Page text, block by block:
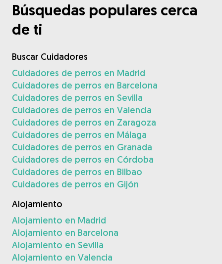
Búsquedas populares cerca
de ti
Buscar Cuidadores
Cuidadores de perros en Madrid
Cuidadores de perros en Barcelona
Cuidadores de perros en Sevilla
Cuidadores de perros en Valencia
Cuidadores de perros en Zaragoza
Cuidadores de perros en Málaga
Cuidadores de perros en Granada
Cuidadores de perros en Córdoba
Cuidadores de perros en Bilbao
Cuidadores de perros en Gijón
Alojamiento
Alojamiento en Madrid
Alojamiento en Barcelona
Alojamiento en Sevilla
Alojamiento en Valencia